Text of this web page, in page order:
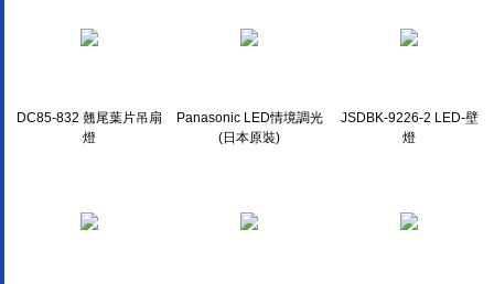
DC85-832 翹尾葉片吊扇
燈
Panasonic LED情境調光
(日本原裝)
JSDBK-9226-2 LED-壁
燈